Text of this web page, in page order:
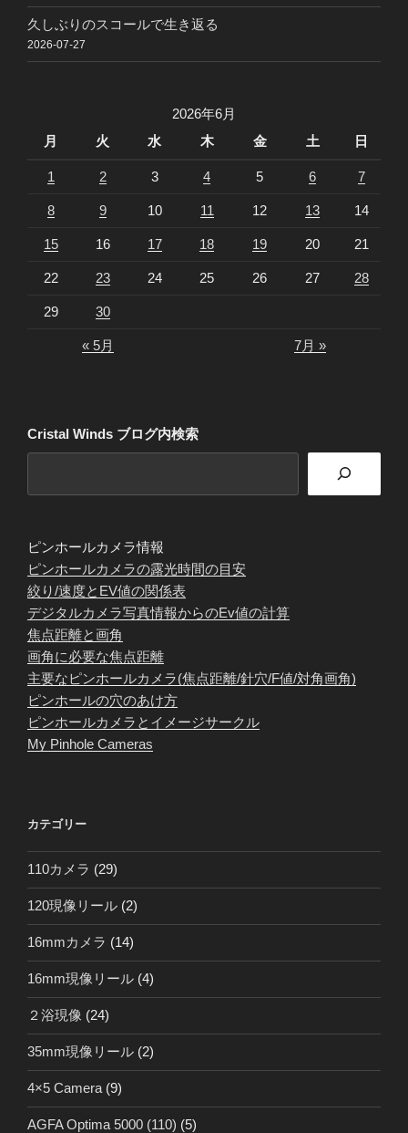
久しぶりのスコールで生き返る
2026-07-27
2026年6月
月
火 水 木 金 土 日
1 2 3 4 5 6 7
8 9 10 11 12 13 14
15 16 17 18 19 20 21
22 23 24 25 26 27 28
29 30
« 5月 7月 »
Cristal Winds ブログ内検索
ピンホールカメラ情報
ピンホールカメラの露光時間の目安
絞り/速度とEV値の関係表
デジタルカメラ写真情報からのEv値の計算
焦点距離と画角
画角に必要な焦点距離
主要なピンホールカメラ(焦点距離/針穴/F値/対角画角)
ピンホールの穴のあけ方
ピンホールカメラとイメージサークル
My Pinhole Cameras
カテゴリー
110カメラ (29)
120現像リール (2)
16mmカメラ (14)
16mm現像リール (4)
２浴現像 (24)
35mm現像リール (2)
4×5 Camera (9)
AGFA Optima 5000 (110) (5)